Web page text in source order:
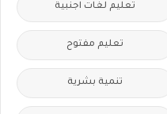
تعليم لغات اجنبية
تعليم مفتوح
تنمية بشرية